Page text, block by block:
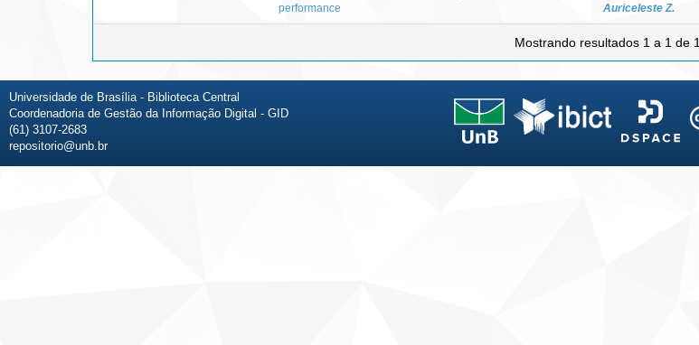
performance
Auriceleste Z.
Mostrando resultados 1 a 1 de 1
Universidade de Brasília - Biblioteca Central
Coordenadoria de Gestão da Informação Digital - GID
(61) 3107-2683
repositorio@unb.br